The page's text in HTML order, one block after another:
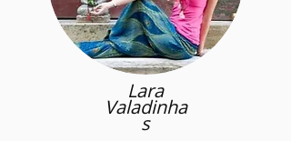
Lara
Valadinha
s